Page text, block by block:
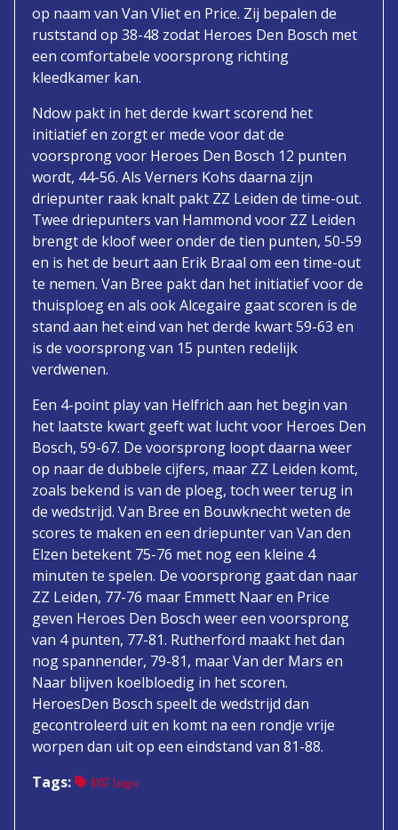
op naam van Van Vliet en Price. Zij bepalen de
ruststand op 38-48 zodat Heroes Den Bosch met
een comfortabele voorsprong richting
kleedkamer kan.
Ndow pakt in het derde kwart scorend het
initiatief en zorgt er mede voor dat de
voorsprong voor Heroes Den Bosch 12 punten
wordt, 44-56. Als Verners Kohs daarna zijn
driepunter raak knalt pakt ZZ Leiden de time-out.
Twee driepunters van Hammond voor ZZ Leiden
brengt de kloof weer onder de tien punten, 50-59
en is het de beurt aan Erik Braal om een time-out
te nemen. Van Bree pakt dan het initiatief voor de
thuisploeg en als ook Alcegaire gaat scoren is de
stand aan het eind van het derde kwart 59-63 en
is de voorsprong van 15 punten redelijk
verdwenen.
Een 4-point play van Helfrich aan het begin van
het laatste kwart geeft wat lucht voor Heroes Den
Bosch, 59-67. De voorsprong loopt daarna weer
op naar de dubbele cijfers, maar ZZ Leiden komt,
zoals bekend is van de ploeg, toch weer terug in
de wedstrijd. Van Bree en Bouwknecht weten de
scores te maken en een driepunter van Van den
Elzen betekent 75-76 met nog een kleine 4
minuten te spelen. De voorsprong gaat dan naar
ZZ Leiden, 77-76 maar Emmett Naar en Price
geven Heroes Den Bosch weer een voorsprong
van 4 punten, 77-81. Rutherford maakt het dan
nog spannender, 79-81, maar Van der Mars en
Naar blijven koelbloedig in het scoren.
HeroesDen Bosch speelt de wedstrijd dan
gecontroleerd uit en komt na een rondje vrije
worpen dan uit op een eindstand van 81-88.
Tags:
BNXT League